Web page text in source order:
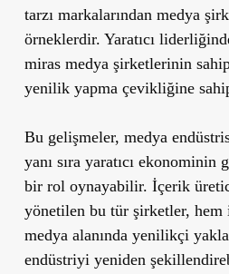
tarzı markalarından medya
örneklerdir. Yaratıcı
miras medya şirketlerinin
yenilik yapma çevikliğine
Bu gelişmeler, medya
yanı sıra yaratıcı ekonominin
bir rol oynayabilir. İçerik
yönetilen bu tür şirketler,
medya alanında yenilikçi
endüstriyi yeniden